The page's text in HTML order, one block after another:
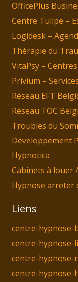
OfficePlus
Centre Tulipe –
Logidesk –
Thérapie du
VitaPsy –
Privium –
Réseau EFT
Réseau TOC
Troubles du
Développement
Hypnotica
Cabinets à louer
Hypnose arreter
Liens
centre-hypnose-
centre-hypnose-
centre-hypnose-
centre-hypnose-